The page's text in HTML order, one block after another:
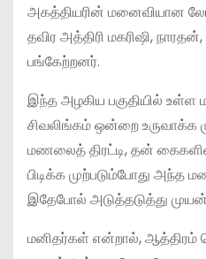
அகத்தியரின் மனைவியான
தவிர அத்திரி மகரிஷி,
பங்கேற்றனர்.
இந்த அழகிய பகுதியில்
சிவலிங்கம் ஒன்றை உருவாக்க
மணலைத் திரட்டி, தன்
பிடிக்க முற்படும்போது
இதேபோல் அடுத்தடுத்து
மனிதர்கள் என்றால்,